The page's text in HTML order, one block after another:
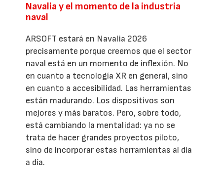
Navalia y el momento de la industria
naval
ARSOFT estará en Navalia 2026
precisamente porque creemos que el sector
naval está en un momento de inflexión. No
en cuanto a tecnología XR en general, sino
en cuanto a accesibilidad. Las herramientas
están madurando. Los dispositivos son
mejores y más baratos. Pero, sobre todo,
está cambiando la mentalidad: ya no se
trata de hacer grandes proyectos piloto,
sino de incorporar estas herramientas al día
a día.